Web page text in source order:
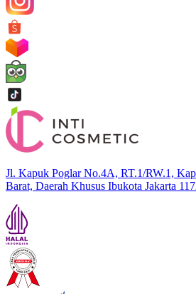
Jl. Kapuk Poglar No.4A, RT.1/RW.1,
Barat, Daerah Khusus Ibukota Jakarta